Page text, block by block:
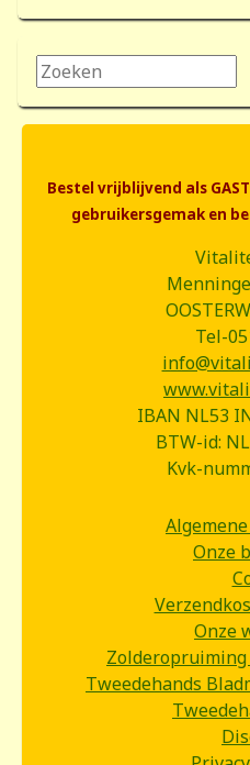
Zoeken...
Bestel vrijblijvend als
gebruikersgemak en
Tel-
IBAN NL53
BTW-id:
Kvk-
Onze
Onze
Tweedehands